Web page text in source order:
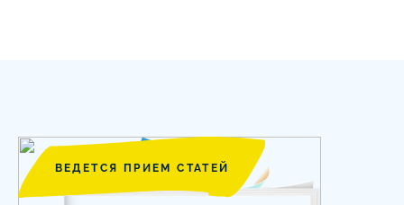
ВЕДЕТСЯ ПРИЕМ СТАТЕЙ